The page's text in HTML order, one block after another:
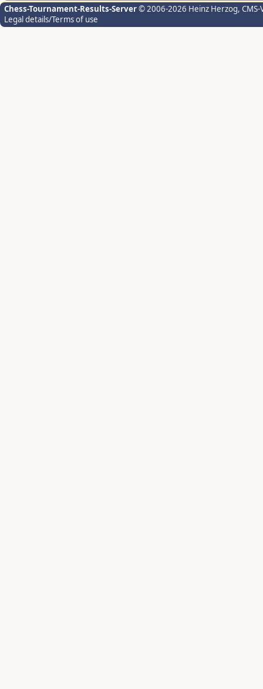
Chess-Tournament-Results-Server© 2006-2026 Heinz Herzog,
Legal details/Terms of use